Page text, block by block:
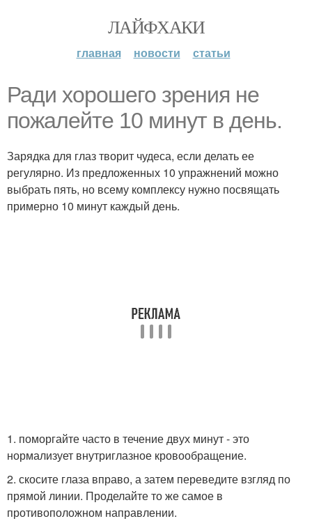
ЛАЙФХАКИ
главная новости статьи
Ради хорошего зрения не
пожалейте 10 минут в день.
Зарядка для глаз творит чудеса, если делать ее
регулярно. Из предложенных 10 упражнений можно
выбрать пять, но всему комплексу нужно посвящать
примерно 10 минут каждый день.
1. поморгайте часто в течение двух минут - это
нормализует внутриглазное кровообращение.
2. скосите глаза вправо, а затем переведите взгляд по
прямой линии. Проделайте то же самое в
противоположном направлении.